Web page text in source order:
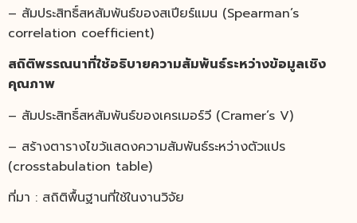
– สัมประสิทธิ์สหสัมพันธ์ของสเปียร์แมน (Spearman’s
correlation coefficient)
สถิติพรรณนาที่ใช้อธิบายความสัมพันธ์ระหว่างข้อมูลเชิง
คุณภาพ
– สัมประสิทธิ์สหสัมพันธ์ของเครเมอร์วี (Cramer’s V)
– สร้างตารางไขว้แสดงความสัมพันธ์ระหว่างตัวแปร
(crosstabulation table)
ที่มา : สถิติพื้นฐานที่ใช้ในงานวิจัย